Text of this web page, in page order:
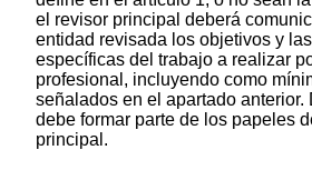
el revisor principal deberá
entidad revisada los objetivos y
específicas del trabajo a realizar
profesional, incluyendo como
señalados en el apartado anterior.
debe formar parte de los papeles
principal.